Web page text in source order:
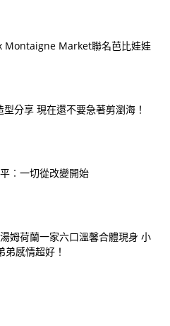
Montaigne Market聯名芭比娃娃
分享 現在還不要急著剪瀏海！
︰一切從改變開始
姆荷蘭一家六口溫馨合體現身 小
感情超好！